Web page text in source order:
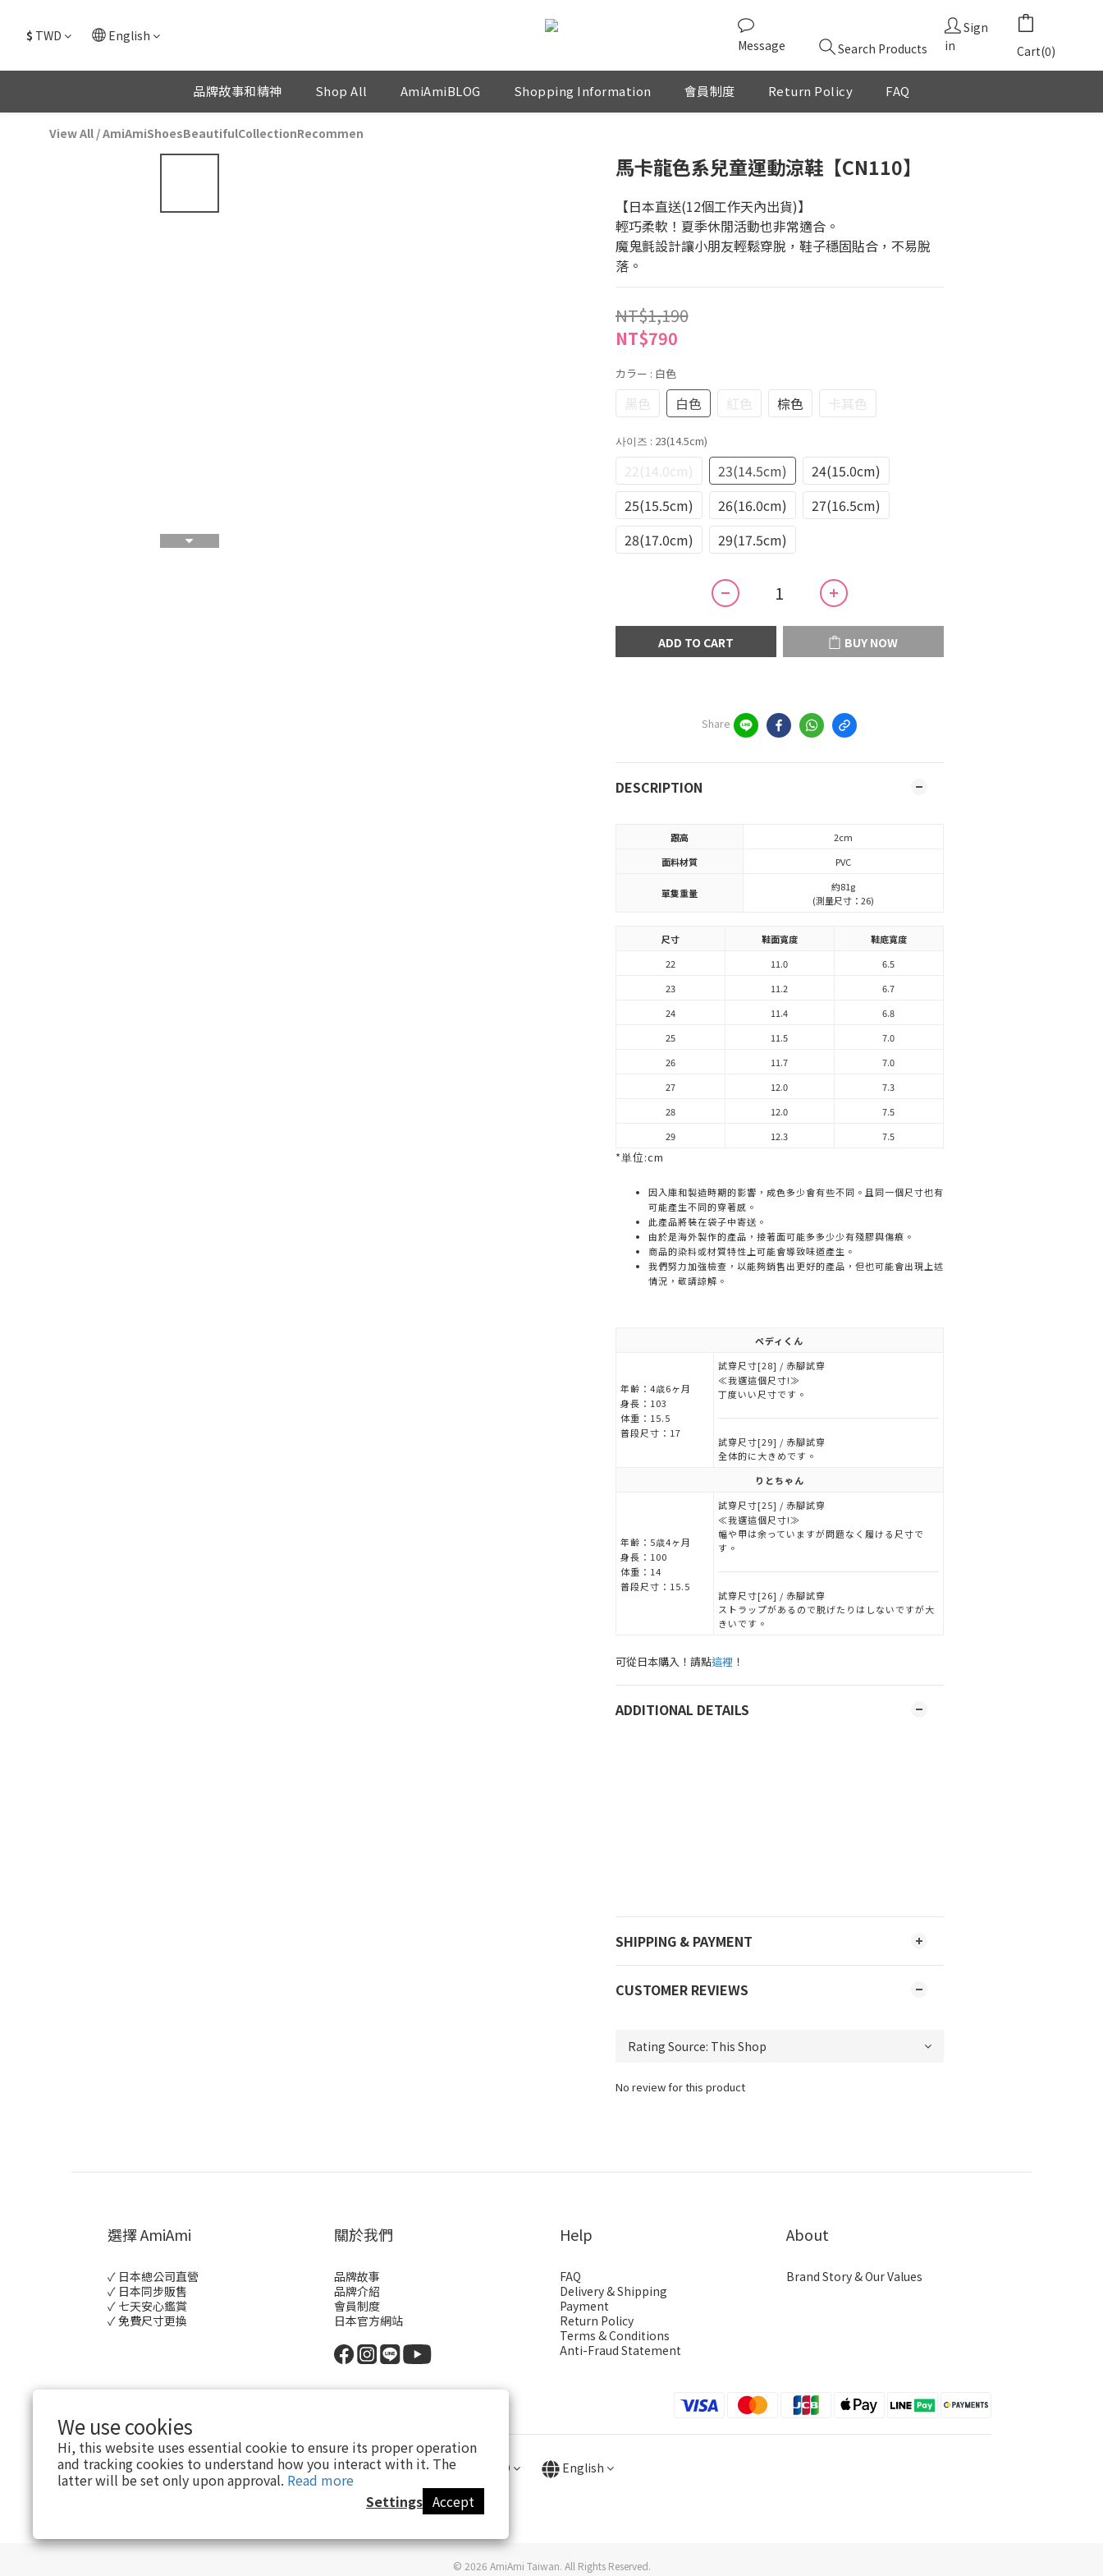
We use cookies
Hi, this website uses essential cookie to ensure its proper operation
and tracking cookies to understand how you interact with it. The
latter will be set only upon approval. Read more
Settings Accept
$ TWD English
Message Search Products
Sign
in
Cart(0)
品牌故事和精神 Shop All AmiAmiBLOG Shopping Information 會員制度 Return Policy FAQ
View All /AmiAmiShoesBeautifulCollectionRecommen
馬卡龍色系兒童運動涼鞋【CN110】
【日本直送(12個工作天內出貨)】
輕巧柔軟！夏季休閒活動也非常適合。
魔鬼氈設計讓小朋友輕鬆穿脫，鞋子穩固貼合，不易脫
落。
NT$1,190
NT$790
カラー : 白色
黑色 白色 紅色 棕色 卡其色
사이즈 : 23(14.5cm)
22(14.0cm) 23(14.5cm)
24(15.0cm)
25(15.5cm)
26(16.0cm)
27(16.5cm)
28(17.0cm)
29(17.5cm)
ADD TO CART BUY NOW
Share
DESCRIPTION
跟高
2cm
面料材質
PVC
單隻重量
約81g
(測量尺寸：26)
尺寸 鞋面寬度
鞋底寬度
22
11.0
6.5
23
11.2
6.7
24
11.4
6.8
25
11.5
7.0
26
11.7
7.0
27
12.0
7.3
28
12.0
7.5
29
12.3 7.5
*単位:cm
因入庫和製造時期的影響，成色多少會有些不同。且同一個尺寸也有
可能產生不同的穿著感。
此產品將裝在袋子中寄送。
由於是海外製作的產品，接著面可能多多少少有殘膠與傷痕。
商品的染料或材質特性上可能會導致味道產生。
我們努力加強檢查，以能夠銷售出更好的產品，但也可能會出現上述
情況，敬請諒解。
ペディくん
年齢： 4歳6ヶ月
身長： 103
体重： 15.5
普段尺寸： 17
試穿尺寸[28] / 赤腳試穿
≪我選這個尺寸!≫
丁度いい尺寸です。
試穿尺寸[29] / 赤腳試穿
全体的に大きめです。
りとちゃん
年齢： 5歳4ヶ月
身長： 100
体重： 14
普段尺寸： 15.5
試穿尺寸[25] / 赤腳試穿
≪我選這個尺寸!≫
幅や甲は余っていますが問題なく履ける尺寸で
す。
試穿尺寸[26] / 赤腳試穿
ストラップがあるので脱げたりはしないですが大
きいです。
可從日本購入！請點這裡 ！
ADDITIONAL DETAILS
SHIPPING & PAYMENT
CUSTOMER REVIEWS
No review for this product
選擇 AmiAmi
✓ 日本總公司直營
✓ 日本同步販售
✓ 七天安心鑑賞
✓ 免費尺寸更換
關於我們
品牌故事
品牌介紹
會員制度
日本官方網站
Help
FAQ
Delivery & Shipping
Payment
Return Policy
Terms & Conditions
Anti-Fraud Statement
About
Brand Story & Our Values
TWD English
© 2026 AmiAmi Taiwan. All Rights Reserved.